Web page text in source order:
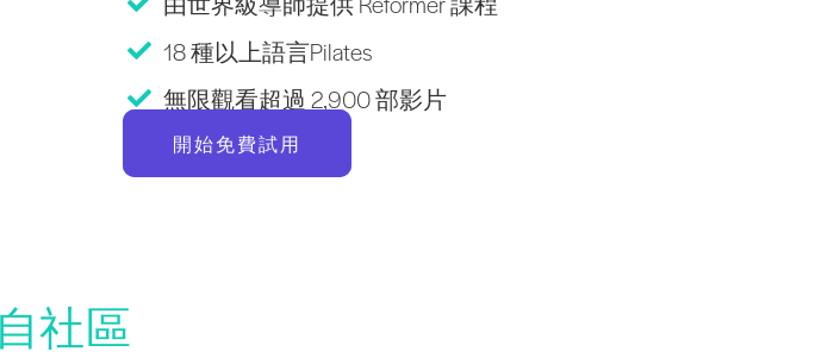
18 種以上語言Pilates
無限觀看超過 2,900 部影片
開始免費試用
社區